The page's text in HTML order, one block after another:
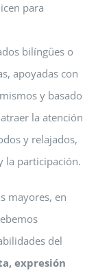
para
bilíngües o
apoyadas con
y basado
la atención
y relajados,
la participación.
mayores, en
del
expresión